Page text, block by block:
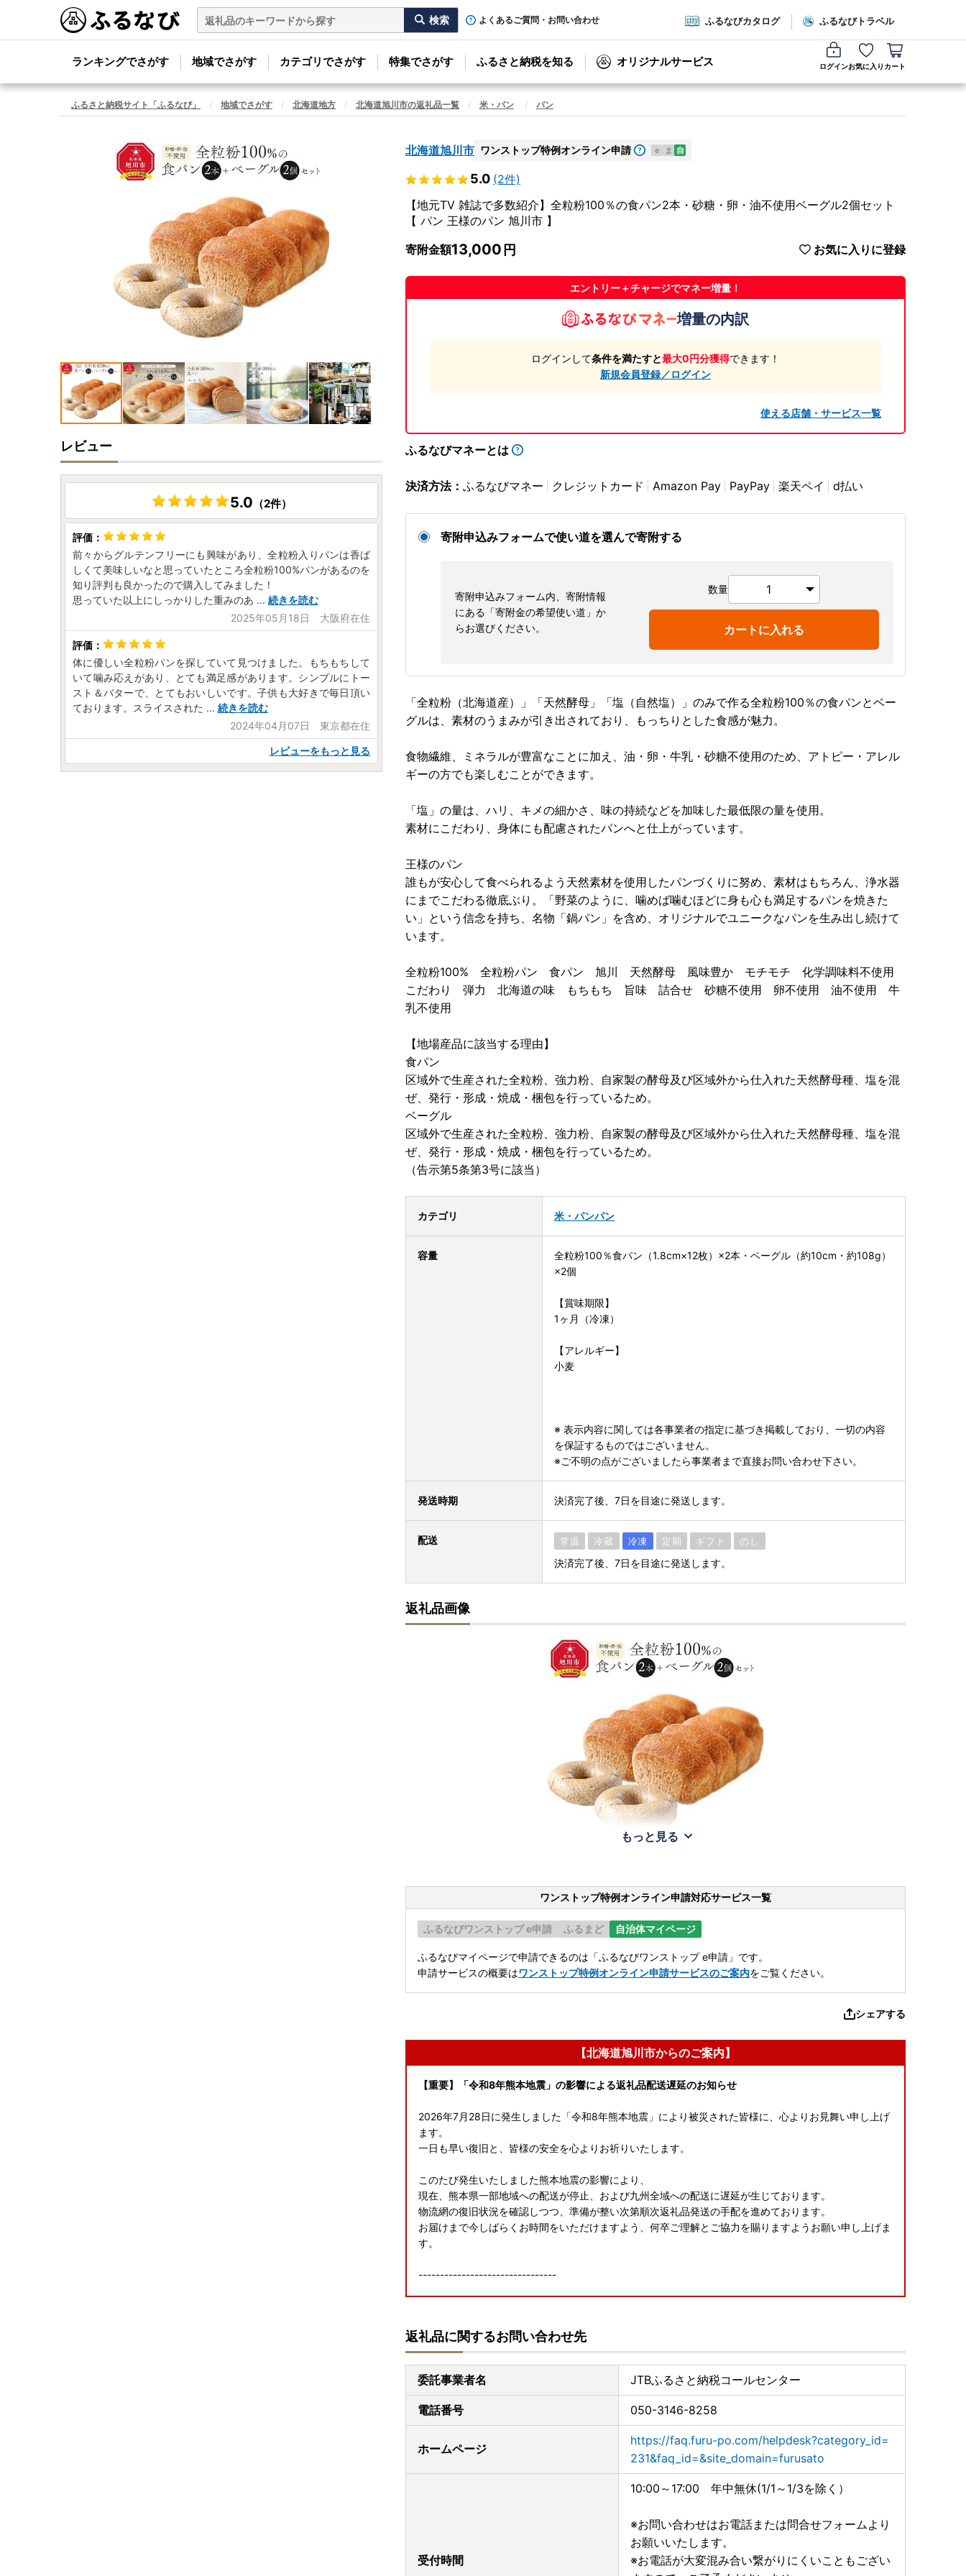
よくあるご質問・お問い合わせ ふるなびカタログ ふるなびトラベル
ランキングでさがす 地域でさがす カテゴリでさがす 特集でさがす ふるさと納税を知る オリジナルサービス ログインお気に入り カート
ふるさと納税サイト「ふるなび」 地域でさがす 北海道地方 北海道旭川市の返礼品一覧 米・パン パン
北海道旭川市 ワンストップ特例オンライン申請 e ま 自
5.0 (2件)
【地元TV 雑誌で多数紹介】全粒粉100％の食パン2本・砂糖・卵・油不使用ベーグル2個セット
【 パン 王様のパン 旭川市 】
寄附金額13,000 お気に入りに登録
エントリー＋チャージでマネー増量！
増量の内訳
ログインして条件を満たすと最大0円分獲得できます！
新規会員登録／ログイン
使える店舗・サービス一覧
ふるなびマネーとは
決済方法： ふるなびマネー クレジットカード Amazon Pay PayPay 楽天ペイ d払い
寄附申込みフォームで使い道を選んで寄附する
寄附申込みフォーム内、寄附情報
にある「寄附金の希望使い道」か
らお選びください。
数量
カートに入れる
「全粒粉（北海道産）」「天然酵母」「塩（自然塩）」のみで作る全粒粉100％の食パンとベー
グルは、素材のうまみが引き出されており、もっちりとした食感が魅力。
食物繊維、ミネラルが豊富なことに加え、油・卵・牛乳・砂糖不使用のため、アトピー・アレル
ギーの方でも楽しむことができます。
「塩」の量は、ハリ、キメの細かさ、味の持続などを加味した最低限の量を使用。
素材にこだわり、身体にも配慮されたパンへと仕上がっています。
王様のパン
誰もが安心して食べられるよう天然素材を使用したパンづくりに努め、素材はもちろん、浄水器
にまでこだわる徹底ぶり。「野菜のように、噛めば噛むほどに身も心も満足するパンを焼きた
い」という信念を持ち、名物「鍋パン」を含め、オリジナルでユニークなパンを生み出し続けて
います。
全粒粉100% 全粒粉パン 食パン 旭川 天然酵母 風味豊か モチモチ 化学調味料不使用
こだわり 弾力 北海道の味 もちもち 旨味 詰合せ 砂糖不使用 卵不使用 油不使用 牛
乳不使用
【地場産品に該当する理由】
食パン
区域外で生産された全粒粉、強力粉、自家製の酵母及び区域外から仕入れた天然酵母種、塩を混
ぜ、発行・形成・焼成・梱包を行っているため。
ベーグル
区域外で生産された全粒粉、強力粉、自家製の酵母及び区域外から仕入れた天然酵母種、塩を混
ぜ、発行・形成・焼成・梱包を行っているため。
（告示第5条第3号に該当）
カテゴリ 米・パンパン
容量
全粒粉100％食パン（1.8cm×12枚）×2本・ベーグル（約10cm・約108g）
×2個
【賞味期限】
1ヶ月（冷凍）
【アレルギー】
小麦
※ 表示内容に関しては各事業者の指定に基づき掲載しており、一切の内容
を保証するものではございません。
※ご不明の点がございましたら事業者まで直接お問い合わせ下さい。
発送時期 決済完了後、7日を目途に発送します。
配送 常温 冷蔵 冷凍 定期 ギフト のし
決済完了後、7日を目途に発送します。
返礼品画像
もっと見る
ワンストップ特例オンライン申請対応サービス一覧
ふるなびワンストップ e申請 ふるまど 自治体マイページ
ふるなびマイページで申請できるのは「ふるなびワンストップ e申請」です。
申請サービスの概要はワンストップ特例オンライン申請サービスのご案内をご覧ください。
シェアする
【北海道旭川市からのご案内】
【重要】「令和8年熊本地震」の影響による返礼品配送遅延のお知らせ
2026年7月28日に発生しました「令和8年熊本地震」により被災された皆様に、心よりお見舞い申し上げ
ます。
一日も早い復旧と、皆様の安全を心よりお祈りいたします。
このたび発生いたしました熊本地震の影響により、
現在、熊本県一部地域への配送が停止、および九州全域への配送に遅延が生じております。
物流網の復旧状況を確認しつつ、準備が整い次第順次返礼品発送の手配を進めております。
お届けまで今しばらくお時間をいただけますよう、何卒ご理解とご協力を賜りますようお願い申し上げま
す。
--------------------------------
【寄附申込・返礼品・寄附受領証明書・ワンストップ特例申請に関すること】
旭川市ふるさと納税コールセンター（受託会社JTB）
電話：050-3146-8258（10:00～17:00 年中無休(1/1～1/3を除く））
よくあるご質問・お問い合わせフォーム：
https://faq.furu-po.com/helpdesk?category_id=2&faq_id
2026年8月3日以降にご入金の寄附者様へはオンライン申請の普及及びペーパーレス化の推進のため、ワ
ンストップ特例申請書の郵送は原則として行っておりません。
ワンストップ特例申請は、「自治体マイページ」からのオンライン申請、または申請書をダウンロードの
■返礼品について
返礼品に関するお問い合わせ先
委託事業者名 JTBふるさと納税コールセンター
電話番号 050-3146-8258
ホームページ
https://faq.furu-po.com/helpdesk?category_id=
231&faq_id=&site_domain=furusato
受付時間
10:00～17:00 年中無休(1/1～1/3を除く）
※お問い合わせはお電話または問合せフォームより
お願いいたします。
※お電話が大変混み合い繋がりにくいこともござい
レビュー
5.0 （2件）
前々からグルテンフリーにも興味があり、全粒粉入りパンは香ば
しくて美味しいなと思っていたところ全粒粉100%パンがあるのを
知り評判も良かったので購入してみました！
思っていた以上にしっかりした重みのあ ... 続きを読む
2025年05月18日 大阪府在住
体に優しい全粒粉パンを探していて見つけました。もちもちして
いて噛み応えがあり、とても満足感があります。シンプルにトー
スト＆バターで、とてもおいしいです。子供も大好きで毎日頂い
ております。スライスされた ... 続きを読む
2024年04月07日 東京都在住
レビューをもっと見る